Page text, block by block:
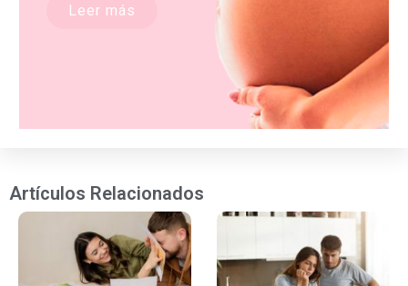
Leer más
Artículos Relacionados